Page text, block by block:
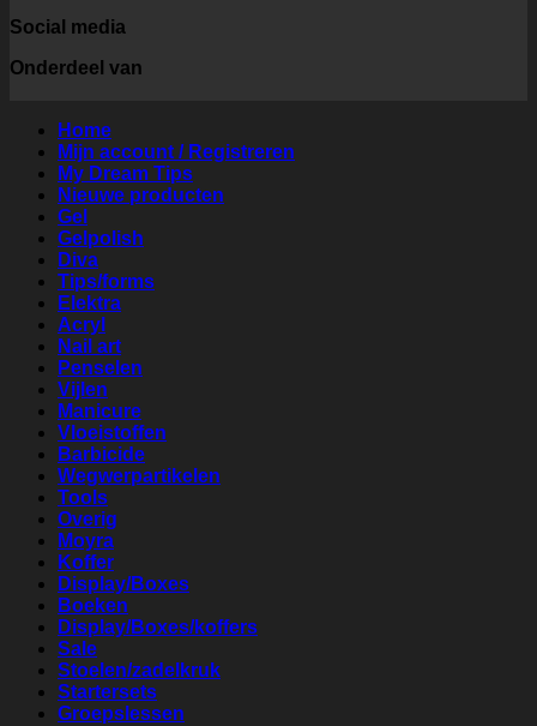
Social media
Onderdeel van
Home
Mijn account / Registreren
My Dream Tips
Nieuwe producten
Gel
Gelpolish
Diva
Tips/forms
Elektra
Acryl
Nail art
Penselen
Vijlen
Manicure
Vloeistoffen
Barbicide
Wegwerpartikelen
Tools
Overig
Moyra
Koffer
Display/Boxes
Boeken
Display/Boxes/koffers
Sale
Stoelen/zadelkruk
Startersets
Groepslessen